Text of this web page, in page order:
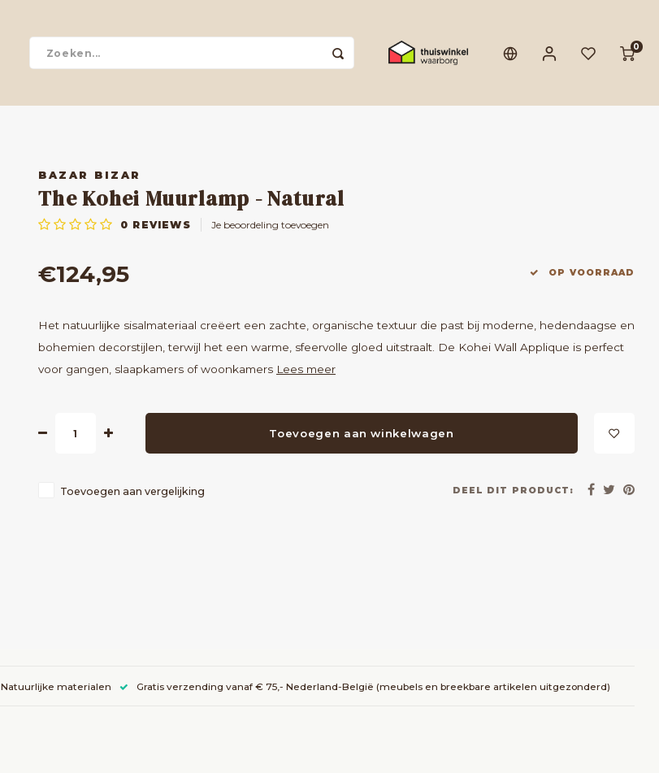
0
BAZAR BIZAR
The Kohei Muurlamp - Natural
0 REVIEWS Je beoordeling toevoegen
€124,95 OP VOORRAAD
Het natuurlijke sisalmateriaal creëert een zachte, organische textuur die past bij moderne, hedendaagse en
bohemien decorstijlen, terwijl het een warme, sfeervolle gloed uitstraalt. De Kohei Wall Applique is perfect
voor gangen, slaapkamers of woonkamers Lees meer
Toevoegen aan winkelwagen
Toevoegen aan vergelijking DEEL DIT PRODUCT:
Natuurlijke materialen Gratis verzending vanaf € 75,- Nederland-België (meubels en breekbare artikelen uitgezonderd)